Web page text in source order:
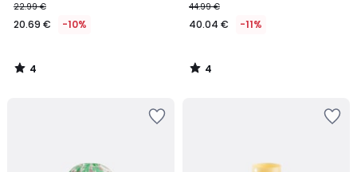
22.99 €
20.69 € -10%
4
/
44.99 €
40.04 € -11%
4
/